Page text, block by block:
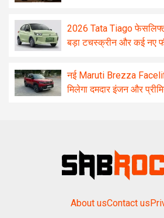
2026 Tata Tiago फेसलिफ्ट
बड़ा टचस्क्रीन और कई नए
नई Maruti Brezza
मिलेगा दमदार इंजन और
About usContact us